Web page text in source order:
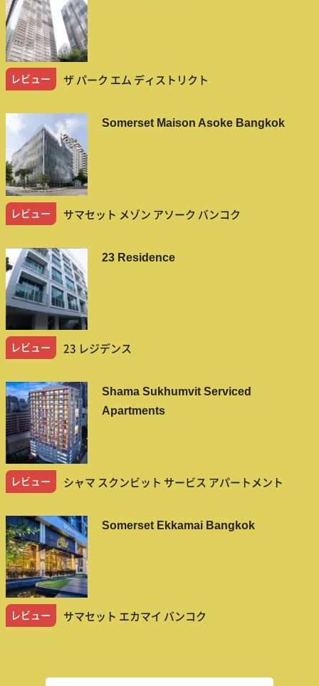
レビュー ザ パーク エム ディストリクト
Somerset Maison Asoke Bangkok
レビュー サマセット メゾン アソーク バンコク
23 Residence
レビュー 23 レジデンス
Shama Sukhumvit Serviced
Apartments
レビュー シャマ スクンビット サービス アパートメント
Somerset Ekkamai Bangkok
レビュー サマセット エカマイ バンコク